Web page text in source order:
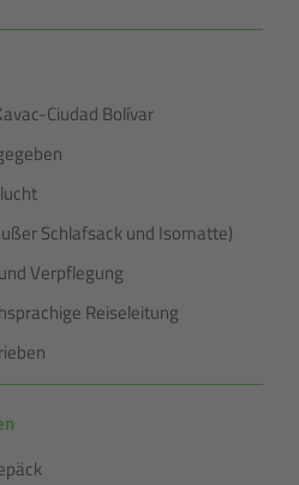
Ciudad Bolívar
Schlafsack und Isomatte)
Verpflegung
Reiseleitung